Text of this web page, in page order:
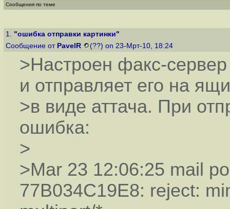
Сообщения по теме
1. "ошибка отправки картинки"
Сообщение от PavelR (??) on 23-Мрт-10, 18:24
>Настроен факс-
и отправляет его на
>в виде аттача. При
ошибка:
>
>Mar 23 12:06:25 mail
77B034C19E8: reject: